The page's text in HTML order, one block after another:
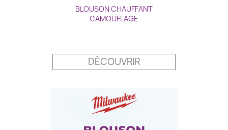
BLOUSON CHAUFFANT
CAMOUFLAGE
DÉCOUVRIR